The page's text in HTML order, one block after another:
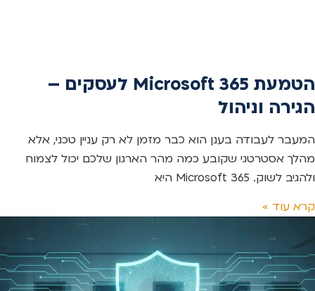
הטמעת Microsoft 365 לעסקים –
הגירה וניהול
המעבר לעבודה בענן הוא כבר מזמן לא רק עניין טכני, אלא
מהלך אסטרטגי שקובע כמה מהר הארגון שלכם יכול לצמוח
ולהגיב לשוק. Microsoft 365 היא
קרא עוד »